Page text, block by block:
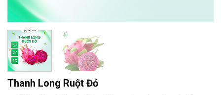
Thanh Long Ruột Đỏ